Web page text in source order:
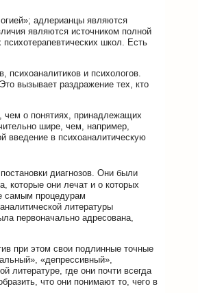
адлерианцы являются
являются источником полной
школ. Есть
психоаналитиков и психологов.
вызывает раздражение тех, кто
чем о понятиях, принадлежащих
шире, чем, например,
введение в психоаналитическую
диагнозов. Они были
которые они лечат и о которых
самым процедурам
литературы
первоначально адресована,
при этом свои подлинные точные
«депрессивный»,
литературе, где они почти всегда
что они понимают то, чего в